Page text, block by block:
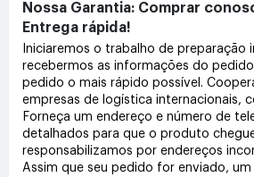
Nossa Garantia: Comprar
Entrega rápida!
Iniciaremos o trabalho de preparação
recebermos as informações do
pedido o mais rápido possível.
empresas de logística internacionais,
Forneça um endereço e número de
detalhados para que o produto
responsabilizamos por endereços
Assim que seu pedido for enviado,